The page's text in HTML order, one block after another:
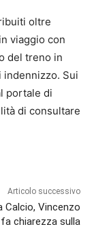
oltre
viaggio con
del treno in
Sui
portale di
di consultare
Articolo successivo
Calcio, Vincenzo
chiarezza sulla